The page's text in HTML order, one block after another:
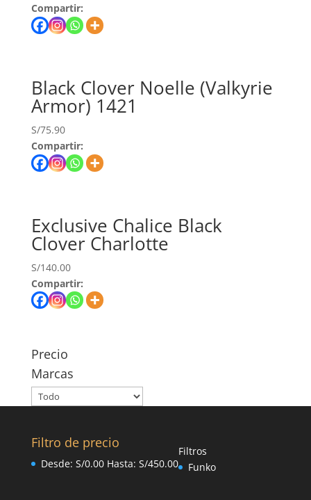
Compartir:
Black Clover Noelle (Valkyrie
Armor) 1421
S/75.90
Compartir:
Exclusive Chalice Black
Clover Charlotte
S/140.00
Compartir:
Precio
Marcas
Filtro de precio
Desde: S/0.00Hasta: S/450.00
Filtros
Funko